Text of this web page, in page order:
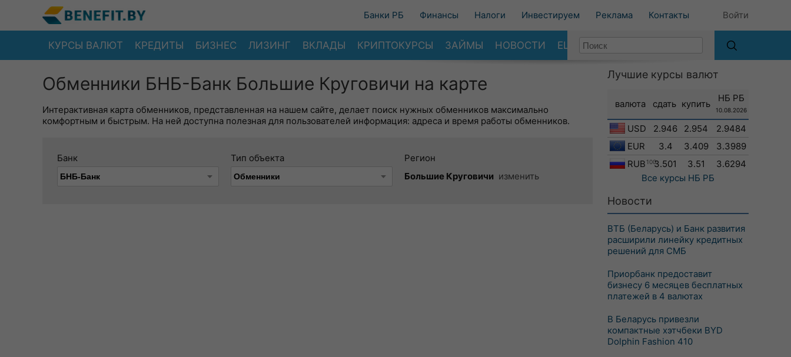
Банки РБ Финансы Налоги Инвестируем Реклама Контакты Войти
КУРСЫ ВАЛЮТ КРЕДИТЫ БИЗНЕС ЛИЗИНГ ВКЛАДЫ КРИПТОКУРСЫ ЗАЙМЫ НОВОСТИ ЕЩЕ
Обменники БНБ-Банк Большие Круговичи на карте
Интерактивная карта обменников, представленная на нашем сайте, делает поиск нужных обменников максимально
комфортным и быстрым. На ней доступна полезная для пользователей информация: адреса и время работы обменников.
Банк Тип объекта
Регион
Большие Круговичи изменить
Лучшие курсы валют
валюта сдать купить
НБ РБ
10.08.2026
USD 2.946 2.954
2.9484
EUR
3.4 3.409
3.3989
RUB 1003.501 3.51
3.6294
Все курсы НБ РБ
Новости
ВТБ (Беларусь) и Банк развития
расширили линейку кредитных
решений для СМБ
Приорбанк предоставит
бизнесу 6 месяцев бесплатных
платежей в 4 валютах
В Беларусь привезли
компактные хэтчбеки BYD
Dolphin Fashion 410